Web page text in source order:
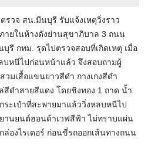
รวจ สน.มีนบุรี รับแจ้งเหตุวิ่งราว
ายในห้างดังย่านสุขาภิบาล 3 ถนน
รี กทม. รุดไปตรวจสอบที่เกิดเหตุ เมื่อ
บหนีไปก่อนหน้าแล้ว จึงสอบถามผู้
มเสื้อแขนยาวสีดำ กางเกงสีดำ
สีดำสายสีแดง โดยชิงทอง 1 ถาด น้ำ
ะเป๋าที่สะพายมาแล้ววิ่งหลบหนีไป
านยนต์ฮอนด้าเวฟสีฟ้า ไม่ทราบแผ่น
องไรเดอร์ ก่อนขี่รถออกเส้นทางถนน